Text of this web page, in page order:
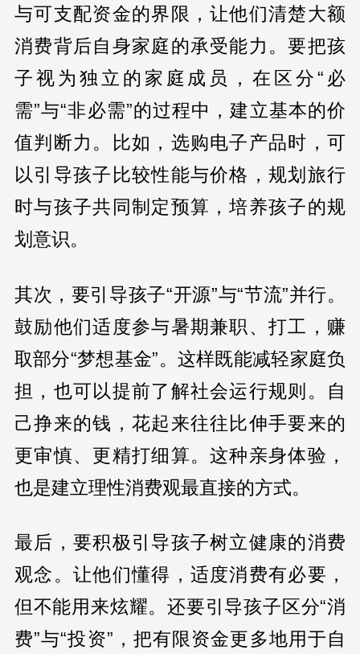
与可支配资金的界限，让他们清楚大额
消费背后自身家庭的承受能力。要把孩
子视为独立的家庭成员，在区分“必
需”与“非必需”的过程中，建立基本的价
值判断力。比如，选购电子产品时，可
以引导孩子比较性能与价格，规划旅行
时与孩子共同制定预算，培养孩子的规
划意识。
其次，要引导孩子“开源”与“节流”并行。
鼓励他们适度参与暑期兼职、打工，赚
取部分“梦想基金”。这样既能减轻家庭负
担，也可以提前了解社会运行规则。自
己挣来的钱，花起来往往比伸手要来的
更审慎、更精打细算。这种亲身体验，
也是建立理性消费观最直接的方式。
最后，要积极引导孩子树立健康的消费
观念。让他们懂得，适度消费有必要，
但不能用来炫耀。还要引导孩子区分“消
费”与“投资”，把有限资金更多地用于自